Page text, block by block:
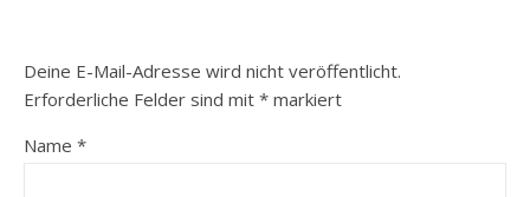
Deine E-Mail-Adresse wird nicht veröffentlicht.
Erforderliche Felder sind mit * markiert
Name *